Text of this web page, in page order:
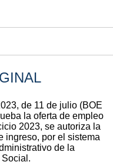
de 11 de julio (BOE
la oferta de empleo
2023, se autoriza la
ingreso, por el sistema
de la